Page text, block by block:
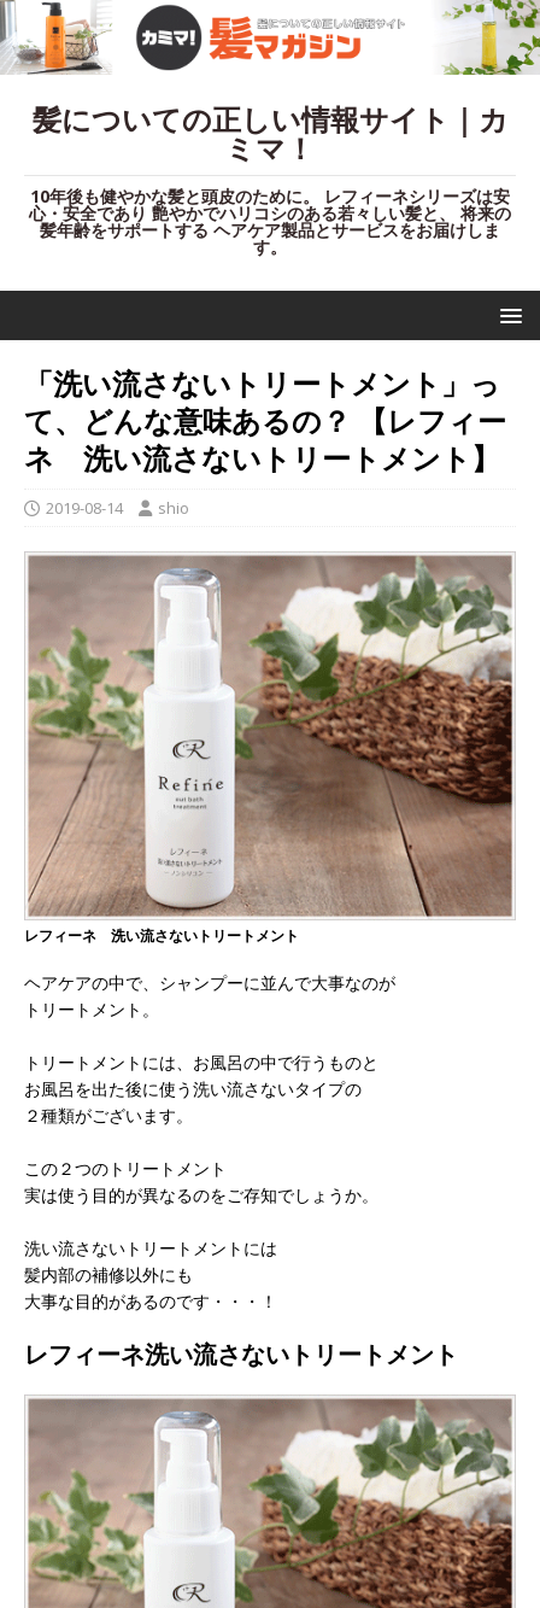
髪についての正しい情報サイト｜カ
ミマ！
10年後も健やかな髪と頭皮のために。 レフィーネシリーズは安
心・安全であり 艶やかでハリコシのある若々しい髪と、 将来の
髪年齢をサポートする ヘアケア製品とサービスをお届けしま
す。
「洗い流さないトリートメント」っ
て、どんな意味あるの？ 【レフィー
ネ 洗い流さないトリートメント】
2019-08-14 shio
レフィーネ 洗い流さないトリートメント
ヘアケアの中で、シャンプーに並んで大事なのが
トリートメント。
トリートメントには、お風呂の中で行うものと
お風呂を出た後に使う洗い流さないタイプの
２種類がございます。
この２つのトリートメント
実は使う目的が異なるのをご存知でしょうか。
洗い流さないトリートメントには
髪内部の補修以外にも
大事な目的があるのです・・・！
レフィーネ洗い流さないトリートメント